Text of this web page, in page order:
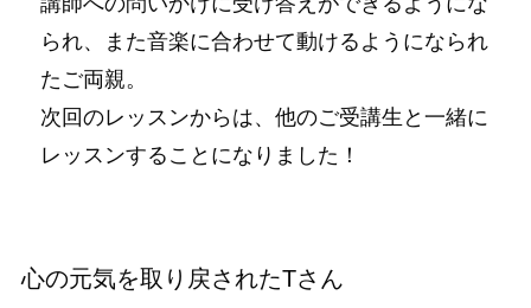
られ、また音楽に合わせて動けるようになられ
たご両親。
次回のレッスンからは、他のご受講生と一緒に
レッスンすることになりました！
心の元気を取り戻されたTさん